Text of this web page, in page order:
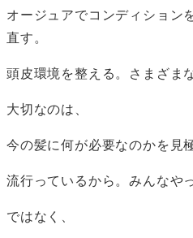
オージュアでコンディション
直す。
頭皮環境を整える。さまざま
大切なのは、
今の髪に何が必要なのかを見
流行っているから。みんなや
ではなく、